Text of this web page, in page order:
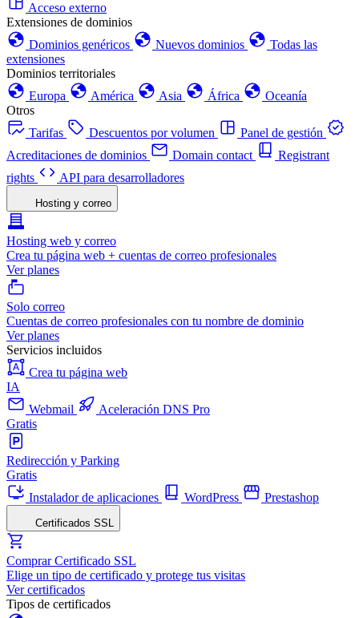
Acceso externo
Extensiones de dominios
Dominios genéricos
Nuevos dominios
Todas las
extensiones
Dominios territoriales
Europa
América Asia África
Oceanía
Otros
Tarifas
Descuentos por volumen
Panel de gestión
Acreditaciones de dominios
Domain contact
Registrant
rights
API para desarrolladores
Hosting y correo
Hosting web y correo
Crea tu página web + cuentas de correo profesionales
Ver planes
Solo correo
Cuentas de correo profesionales con tu nombre de dominio
Ver planes
Servicios incluidos
Crea tu página web
IA
Webmail
Aceleración DNS Pro
Gratis
Redirección y Parking
Gratis
Instalador de aplicaciones
WordPress Prestashop
Certificados SSL
Comprar Certificado SSL
Elige un tipo de certificado y protege tus visitas
Ver certificados
Tipos de certificados